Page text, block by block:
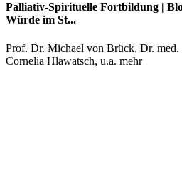
Palliativ-Spirituelle Fortbildung |
Würde im St...
Prof. Dr. Michael von Brück, Dr.
Cornelia Hlawatsch, u.a. mehr